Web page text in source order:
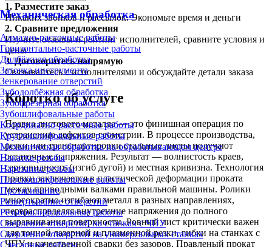
Механическая обработка
Алмазно-расточные работы
Горизонтально-расточные работы
Долбёжная обработка
Заточка инструмента
Зенкерование отверстий
Зубодолбёжная обработка
Зубофрезерная обработка
Зубошлифовальные работы
Координатно-расточные работы
Круглошлифовальные работы
Механическая обработка на обрабатывающем центре
Накатка резьбы
Нарезание резьбы
Плоскошлифовальные работы
Протягивание
Развертывание отверстий
Резьбошлифовальные работы
Сверление отверстий на станках с ЧПУ
Сверление отверстий на универсальных станках
1. Разместите заказ
Никаких звонков и рассылок. Экономьте время и деньги
2. Сравните предложения
Изучите отзывы и рейтинг исполнителей, сравните условия и
цены
3.Договоритесь напрямую
Связывайтесь с исполнителями и обсуждайте детали заказа
Коротко об услуге
Правка листового металла — это финишная операция по
устранению дефектов геометрии. В процессе производства,
резки или транспортировки стальные листы получают
остаточные напряжения. Результат — волнистость краев,
серповидность (изгиб дугой) и местная кривизна. Технология
правки заключается в пластической деформации проката
между приводными валками правильной машины. Ролики
многократно изгибают металл в разных направлениях,
перераспределяя внутренние напряжения до полного
выравнивания поверхности. Ровный лист критически важен
для точной лазерной и плазменной резки, гибки на станках с
ЧПУ и качественной сварки без зазоров. Правленый прокат